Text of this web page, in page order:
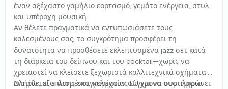
έναν αξέχαστο γαμήλιο εορτασμό, γεμάτο ενέργεια, στυλ
και υπέροχη μουσική.
Αν θέλετε πραγματικά να εντυπωσιάσετε τους
καλεσμένους σας, το συγκρότημα προσφέρει τη
δυνατότητα να προσθέσετε εκλεπτυσμένα jazz σετ κατά
τη διάρκεια του δείπνου και του cocktail—χωρίς να
χρειαστεί να κλείσετε ξεχωριστά καλλιτεχνικά σχήματα.
Διατίθεται επίσης επαγγελματίας DJ για να συμπληρώνει
Πλήρως εξοπλισμένοι, παρέχουν σύγχρονα συστήματα